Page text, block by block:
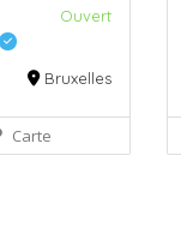
Ouvert
Bruxelles
Carte